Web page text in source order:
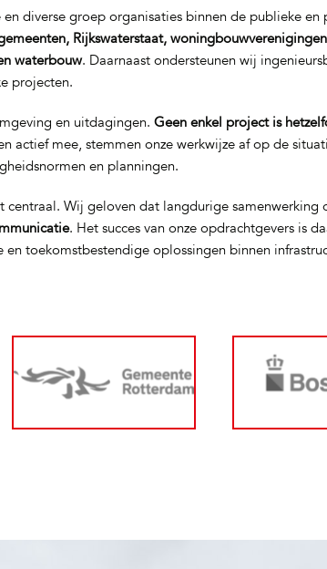
diverse groep organisaties binnen de publieke en
Rijkswaterstaat,
waterbouw. Daarnaast ondersteunen wij
projecten.
en uitdagingen.Geen enkel project is
actief mee, stemmen onze werkwijze af op de
en planningen.
centraal. Wij geloven dat langdurige samenwerking
. Het succes van onze opdrachtgevers is
toekomstbestendige oplossingen binnen